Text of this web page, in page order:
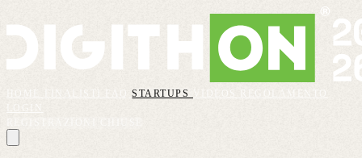
FAQSTARTUPS VIDEOS
REGOLAMENTO